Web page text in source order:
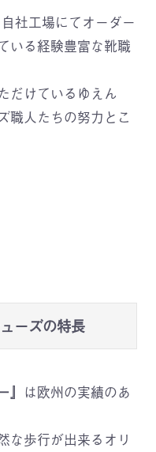
自社工場にてオーダー
いる経験豊富な靴職
だけているゆえん
職人たちの努力とこ
ーズの特長
は欧州の実績のあ
な歩行が出来るオリ